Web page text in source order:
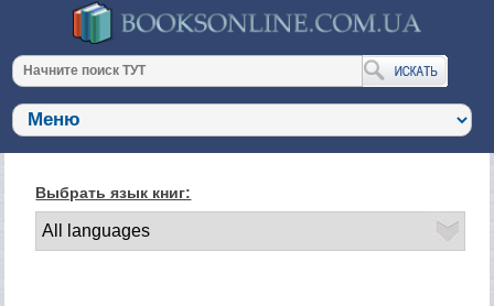
Выбрать язык книг: